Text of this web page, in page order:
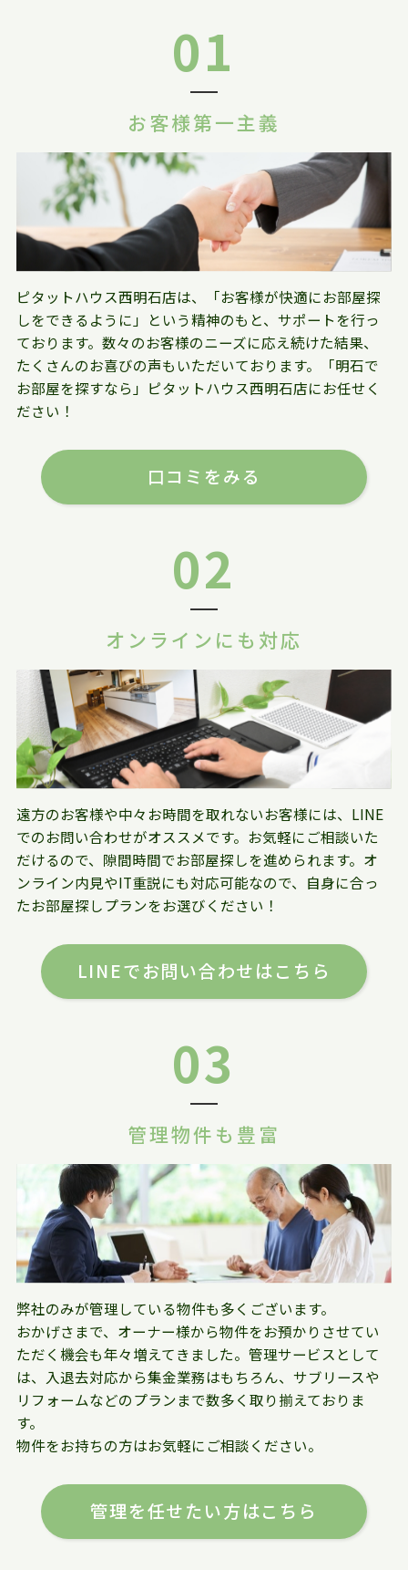
01
お客様第一主義
ピタットハウス西明石店は、「お客様が快適にお部屋探
しをできるように」という精神のもと、サポートを行っ
ております。数々のお客様のニーズに応え続けた結果、
たくさんのお喜びの声もいただいております。「明石で
お部屋を探すなら」ピタットハウス西明石店にお任せく
ださい！
口コミをみる
02
オンラインにも対応
遠方のお客様や中々お時間を取れないお客様には、LINE
でのお問い合わせがオススメです。お気軽にご相談いた
だけるので、隙間時間でお部屋探しを進められます。オ
ンライン内見やIT重説にも対応可能なので、自身に合っ
たお部屋探しプランをお選びください！
LINEでお問い合わせはこちら
03
管理物件も豊富
弊社のみが管理している物件も多くございます。
おかげさまで、オーナー様から物件をお預かりさせてい
ただく機会も年々増えてきました。管理サービスとして
は、入退去対応から集金業務はもちろん、サブリースや
リフォームなどのプランまで数多く取り揃えておりま
す。
物件をお持ちの方はお気軽にご相談ください。
管理を任せたい方はこちら